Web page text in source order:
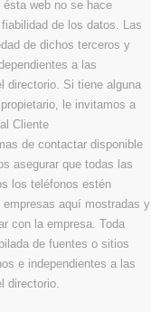
web no se hace
de los datos. Las
de dichos terceros y
a las
directorio. Si tiene alguna
le invitamos a
Cliente
de contactar disponible
asegurar que todas las
los teléfonos estén
aquí mostradas y
con la empresa. Toda
de fuentes o sitios
e independientes a las
directorio.